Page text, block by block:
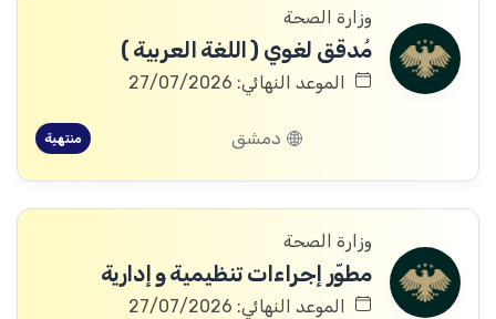
وزارة الصحة
مُدقق لغوي ( اللغة العربية )
الموعد النهائي: 27/07/2026
دمشق منتهية
وزارة الصحة
مطوّر إجراءات تنظيمية و إدارية
الموعد النهائي: 27/07/2026